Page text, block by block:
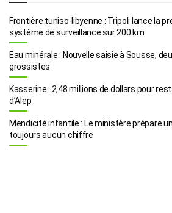
Frontière tuniso-libyenne : Tripoli lance la
système de surveillance sur 200 km
Eau minérale : Nouvelle saisie à Sousse,
grossistes
Kasserine : 2,48 millions de dollars pour
d’Alep
Mendicité infantile : Le ministère prépare
toujours aucun chiffre